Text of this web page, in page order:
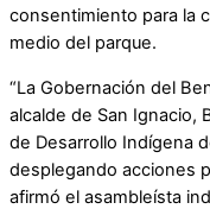
consentimiento para la
medio del parque.
“La Gobernación del
alcalde de San Ignacio,
de Desarrollo Indígena
desplegando acciones
afirmó el asambleísta